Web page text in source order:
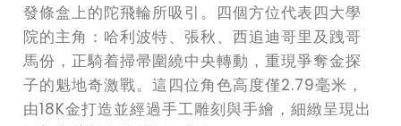
發條盒上的陀飛輪所吸引。四個方位代表四大學
院的主角：哈利波特、張秋、西追迪哥里及跩哥
馬份，正騎着掃帚圍繞中央轉動，重現爭奪金探
子的魁地奇激戰。這四位角色高度僅2.79毫米，
由18K金打造並經過手工雕刻與手繪，細緻呈現出